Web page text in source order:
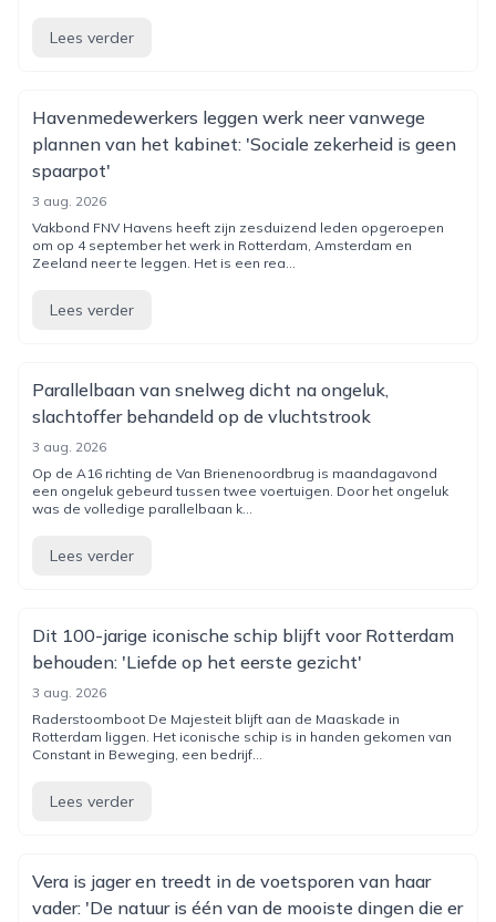
Lees verder
Havenmedewerkers leggen werk neer vanwege
plannen van het kabinet: 'Sociale zekerheid is geen
spaarpot'
3 aug. 2026
Vakbond FNV Havens heeft zijn zesduizend leden opgeroepen
om op 4 september het werk in Rotterdam, Amsterdam en
Zeeland neer te leggen. Het is een rea...
Lees verder
Parallelbaan van snelweg dicht na ongeluk,
slachtoffer behandeld op de vluchtstrook
3 aug. 2026
Op de A16 richting de Van Brienenoordbrug is maandagavond
een ongeluk gebeurd tussen twee voertuigen. Door het ongeluk
was de volledige parallelbaan k...
Lees verder
Dit 100-jarige iconische schip blijft voor Rotterdam
behouden: 'Liefde op het eerste gezicht'
3 aug. 2026
Raderstoomboot De Majesteit blijft aan de Maaskade in
Rotterdam liggen. Het iconische schip is in handen gekomen van
Constant in Beweging, een bedrijf...
Lees verder
Vera is jager en treedt in de voetsporen van haar
vader: 'De natuur is één van de mooiste dingen die er